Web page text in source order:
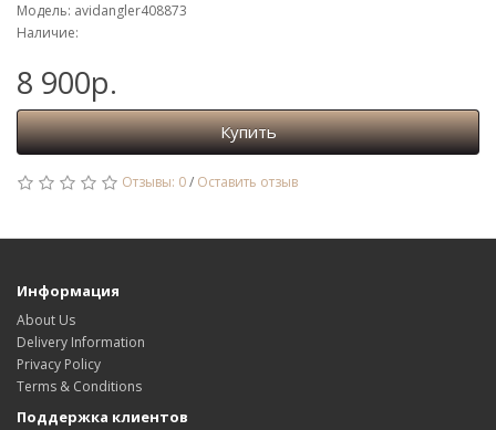
Модель: avidangler408873
Наличие:
8 900р.
Купить
Отзывы: 0/ Оставить отзыв
Информация
About Us
Delivery Information
Privacy Policy
Terms & Conditions
Поддержка клиентов